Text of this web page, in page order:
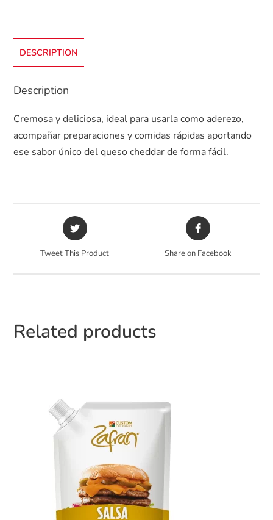
DESCRIPTION
Description
Cremosa y deliciosa, ideal para usarla como aderezo,
acompañar preparaciones y comidas rápidas aportando
ese sabor único del queso cheddar de forma fácil.
Tweet This Product Share on Facebook
Related products